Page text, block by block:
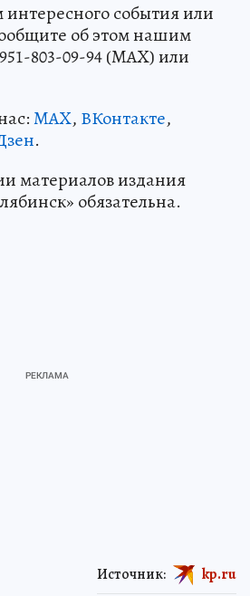
интересного события или
об этом нашим
803-09-94 (MAX) или
MAX, ВКонтакте,
.
материалов издания
обязательна.
Источник: kp.ru